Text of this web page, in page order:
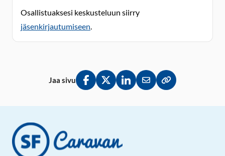
Osallistuaksesi keskusteluun siirry
jäsenkirjautumiseen.
Jaa sivu
Jaa Facebookissa
Jaa Twitterissä
Jaa LinkedInissä
Jaa sähköpostitse
Kopioi linkki